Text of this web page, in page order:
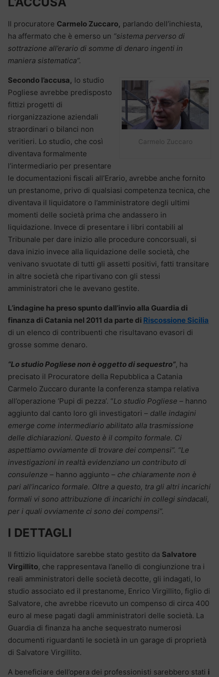
Il procuratore Carmelo Zuccaro, parlando dell’inchiesta,
ha affermato che è emerso un “sistema perverso di
sottrazione all’erario di somme di denaro ingenti in
maniera sistematica”.
Carmelo Zuccaro
Secondo l’accusa, lo studio
Pogliese avrebbe predisposto
fittizi progetti di
riorganizzazione aziendali
straordinari o bilanci non
veritieri. Lo studio, che così
diventava formalmente
l’intermediario per presentare
le documentazioni fiscali all’Erario, avrebbe anche fornito
un prestanome, privo di qualsiasi competenza tecnica, che
diventava il liquidatore o l’amministratore degli ultimi
momenti delle società prima che andassero in
liquidazione. Invece di presentare i libri contabili al
Tribunale per dare inizio alle procedure concorsuali, si
dava inizio invece alla liquidazione delle società, che
venivano svuotate di tutti gli assetti positivi, fatti transitare
in altre società che ripartivano con gli stessi
amministratori che le avevano gestite.
L’indagine ha preso spunto dall’invio alla Guardia di
finanza di Catania nel 2011 da parte di Riscossione Sicilia
di un elenco di contribuenti che risultavano evasori di
grosse somme denaro.
“Lo studio Pogliese non è oggetto di sequestro”, ha
precisato il Procuratore della Repubblica a Catania
Carmelo Zuccaro durante la conferenza stampa relativa
all’operazione ‘Pupi di pezza’. “Lo studio Pogliese – hanno
aggiunto dal canto loro gli investigatori – dalle indagini
emerge come intermediario abilitato alla trasmissione
delle dichiarazioni. Questo è il compito formale. Ci
aspettiamo ovviamente di trovare dei compensi”. “Le
investigazioni in realtà evidenziano un contributo di
consulenze – hanno aggiunto – che chiaramente non è
pari all’incarico formale. Oltre a questo, tra gli altri incarichi
formali vi sono attribuzione di incarichi in collegi sindacali,
per i quali ovviamente ci sono dei compensi”.
I DETTAGLI
Il fittizio liquidatore sarebbe stato gestito da Salvatore
Virgillito, che rappresentava l’anello di congiunzione tra i
reali amministratori delle società decotte, gli indagati, lo
studio associato ed il prestanome, Enrico Virgillito, figlio di
Salvatore, che avrebbe ricevuto un compenso di circa 400
euro al mese pagati dagli amministratori delle società. La
Guardia di finanza ha anche sequestrato numerosi
documenti riguardanti le società in un garage di proprietà
di Salvatore Virgillito.
A beneficiare dell’opera dei professionisti sarebbero stati i